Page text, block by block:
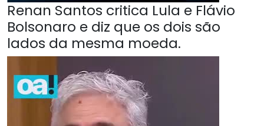
Renan Santos critica Lula e Flávio
Bolsonaro e diz que os dois são
lados da mesma moeda.